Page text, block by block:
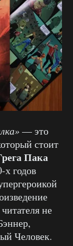
— это
стоит
Пака
х годов
не
Человек.